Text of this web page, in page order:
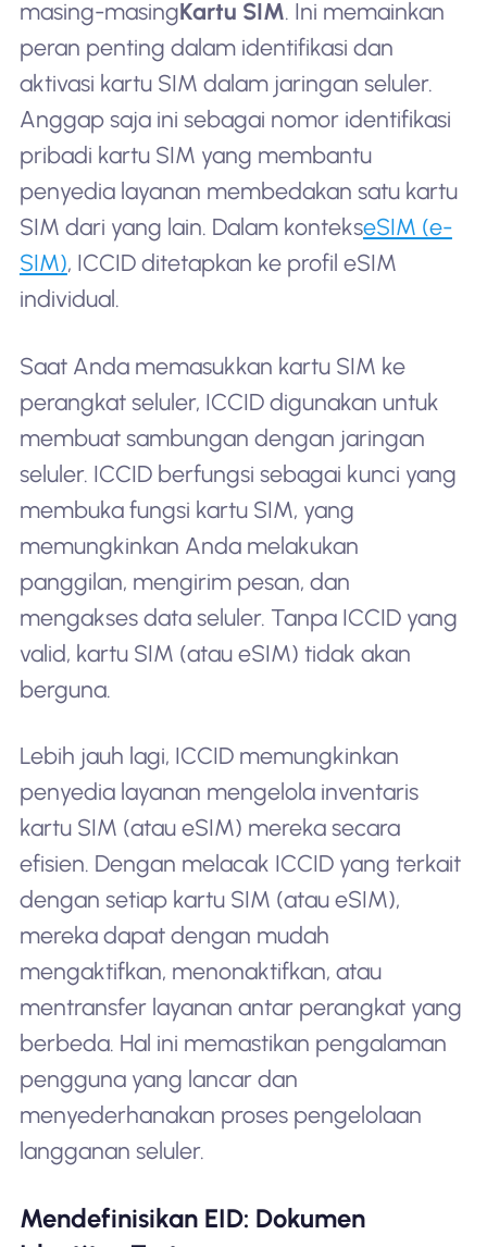
masing-masingKartu SIM. Ini memainkan
peran penting dalam identifikasi dan
aktivasi kartu SIM dalam jaringan seluler.
Anggap saja ini sebagai nomor identifikasi
pribadi kartu SIM yang membantu
penyedia layanan membedakan satu kartu
SIM dari yang lain. Dalam kontekseSIM (e-
SIM), ICCID ditetapkan ke profil eSIM
individual.
Saat Anda memasukkan kartu SIM ke
perangkat seluler, ICCID digunakan untuk
membuat sambungan dengan jaringan
seluler. ICCID berfungsi sebagai kunci yang
membuka fungsi kartu SIM, yang
memungkinkan Anda melakukan
panggilan, mengirim pesan, dan
mengakses data seluler. Tanpa ICCID yang
valid, kartu SIM (atau eSIM) tidak akan
berguna.
Lebih jauh lagi, ICCID memungkinkan
penyedia layanan mengelola inventaris
kartu SIM (atau eSIM) mereka secara
efisien. Dengan melacak ICCID yang terkait
dengan setiap kartu SIM (atau eSIM),
mereka dapat dengan mudah
mengaktifkan, menonaktifkan, atau
mentransfer layanan antar perangkat yang
berbeda. Hal ini memastikan pengalaman
pengguna yang lancar dan
menyederhanakan proses pengelolaan
langganan seluler.
Mendefinisikan EID: Dokumen